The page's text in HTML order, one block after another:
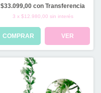
$33.099,00con Transferencia
3 x $12.980,00 sin interés
COMPRAR VER